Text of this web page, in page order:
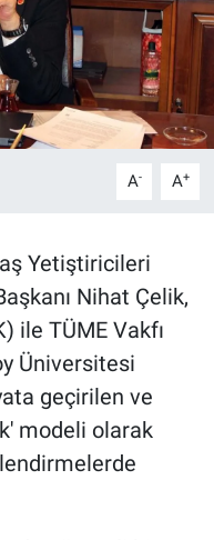
A- A+
Yetiştiricileri
Nihat Çelik,
ile TÜME Vakfı
Üniversitesi
geçirilen ve
modeli olarak